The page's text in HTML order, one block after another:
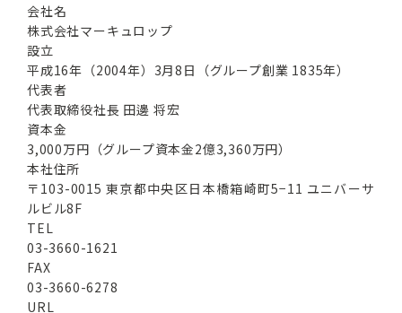
会社名
株式会社マーキュロップ
設立
平成16年（2004年）3⽉8⽇（グループ創業 1835年）
代表者
代表取締役社⻑ ⽥邊 将宏
資本金
3,000万円（グループ資本⾦2億3,360万円）
本社住所
〒103-0015 東京都中央区⽇本橋箱崎町5−11 ユニバーサ
ルビル8F
TEL
03-3660-1621
FAX
03-3660-6278
URL